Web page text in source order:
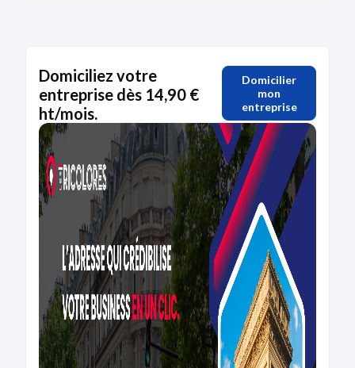
Domiciliez votre
entreprise dès 14,90 €
ht/mois.
Domicilier
mon
entreprise